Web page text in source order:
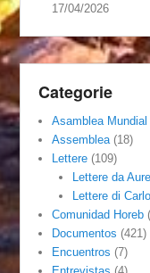
17/04/2026
Categorie
Asamblea Mundial
Assemblea (18)
Lettere (109)
Lettere da
Lettere di
Comunidad Horeb
Documentos (421)
Encuentros (7)